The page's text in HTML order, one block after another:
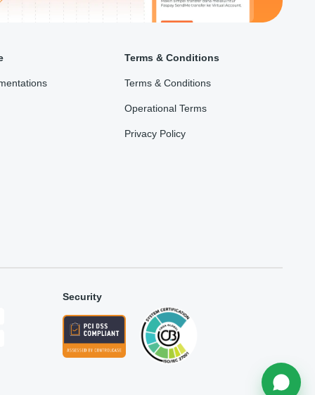
Terms & Conditions
Terms & Conditions
Operational Terms
Privacy Policy
Security